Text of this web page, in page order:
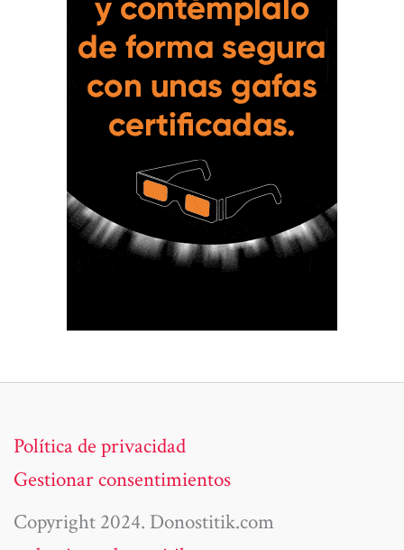
Política de privacidad
Gestionar consentimientos
Copyright 2024. Donostitik.com